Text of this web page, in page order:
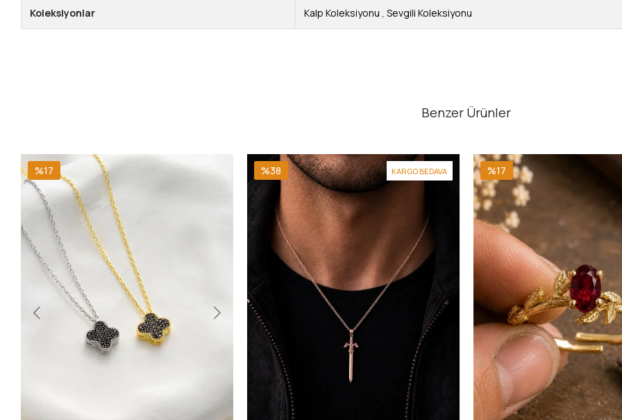
Koleksiyonlar Kalp Koleksiyonu ,Sevgili Koleksiyonu
Benzer Ürünler
%17 KARGO BEDAVA
%38 %17